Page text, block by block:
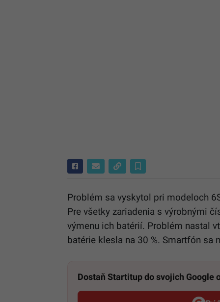
Problém sa vyskytol pri modeloch
Pre všetky zariadenia s výrobnými
výmenu ich batérií. Problém nastal
batérie klesla na 30 %. Smartfón sa
Dostaň Startitup do svojich Google